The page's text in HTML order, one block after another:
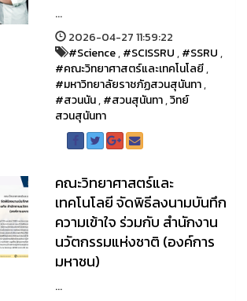
...
2026-04-27 11:59:22
#Science,#SCISSRU,#SSRU,
#คณะวิทยาศาสตร์และเทคโนโลยี,
#มหาวิทยาลัยราชภัฏสวนสุนันทา,
#สวนนัน,#สวนสุนันทา,วิทย์
สวนสุนันทา
คณะวิทยาศาสตร์และ
เทคโนโลยี จัดพิธีลงนามบันทึก
ความเข้าใจ ร่วมกับ สำนักงาน
นวัตกรรมแห่งชาติ (องค์การ
มหาชน)
...